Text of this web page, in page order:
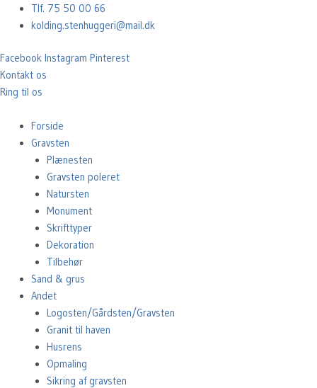
Tlf. 75 50 00 66
kolding.stenhuggeri@mail.dk
Facebook Instagram Pinterest
Kontakt os
Ring til os
Forside
Gravsten
Plænesten
Gravsten poleret
Natursten
Monument
Skrifttyper
Dekoration
Tilbehør
Sand & grus
Andet
Logosten/Gårdsten/Gravsten
Granit til haven
Husrens
Opmaling
Sikring af gravsten